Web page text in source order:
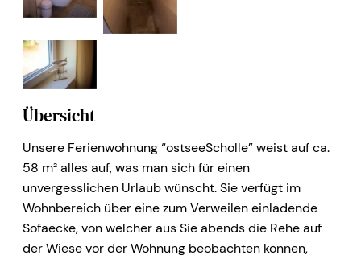
Übersicht
Unsere Ferienwohnung “ostseeScholle” weist auf ca.
58 m² alles auf, was man sich für einen
unvergesslichen Urlaub wünscht. Sie verfügt im
Wohnbereich über eine zum Verweilen einladende
Sofaecke, von welcher aus Sie abends die Rehe auf
der Wiese vor der Wohnung beobachten können,